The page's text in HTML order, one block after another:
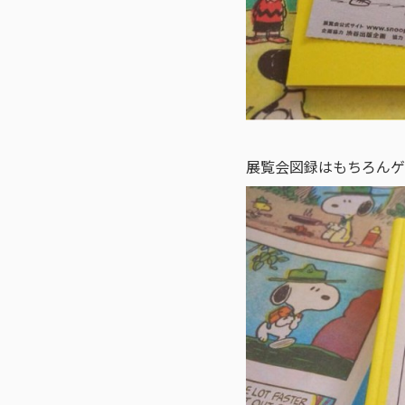
展覧会図録はもちろん